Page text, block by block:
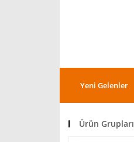
Yeni Gelenler
Ürün Grupları